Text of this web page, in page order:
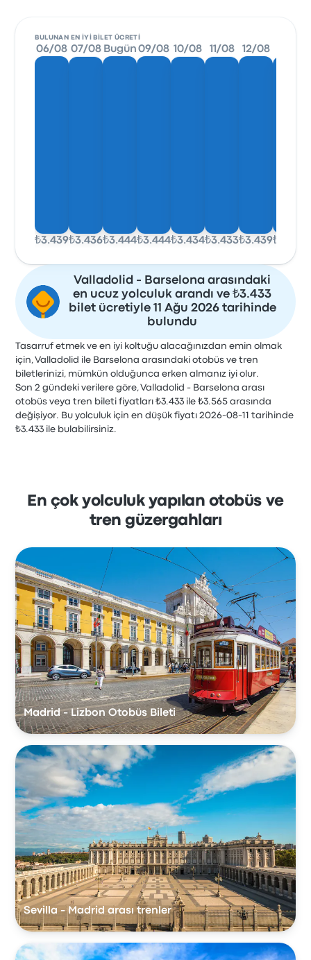
BULUNAN EN IYI BILET ÜCRETI
06/08
₺3.439
07/08
₺3.436
Bugün
₺3.444
09/08
₺3.444
10/08
₺3.434
11/08
₺3.433
12/08
₺3.439₺3.444
Valladolid - Barselona arasındaki
en ucuz yolculuk arandı ve ₺3.433
bilet ücretiyle 11 Ağu 2026 tarihinde
bulundu
Tasarruf etmek ve en iyi koltuğu alacağınızdan emin olmak
için, Valladolid ile Barselona arasındaki otobüs ve tren
biletlerinizi, mümkün olduğunca erken almanız iyi olur.
Son 2 gündeki verilere göre, Valladolid - Barselona arası
otobüs veya tren bileti fiyatları ₺3.433 ile ₺3.565 arasında
değişiyor. Bu yolculuk için en düşük fiyatı 2026-08-11 tarihinde
₺3.433 ile bulabilirsiniz.
En çok yolculuk yapılan otobüs ve
tren güzergahları
Madrid - Lizbon Otobüs Bileti
Sevilla - Madrid arası trenler